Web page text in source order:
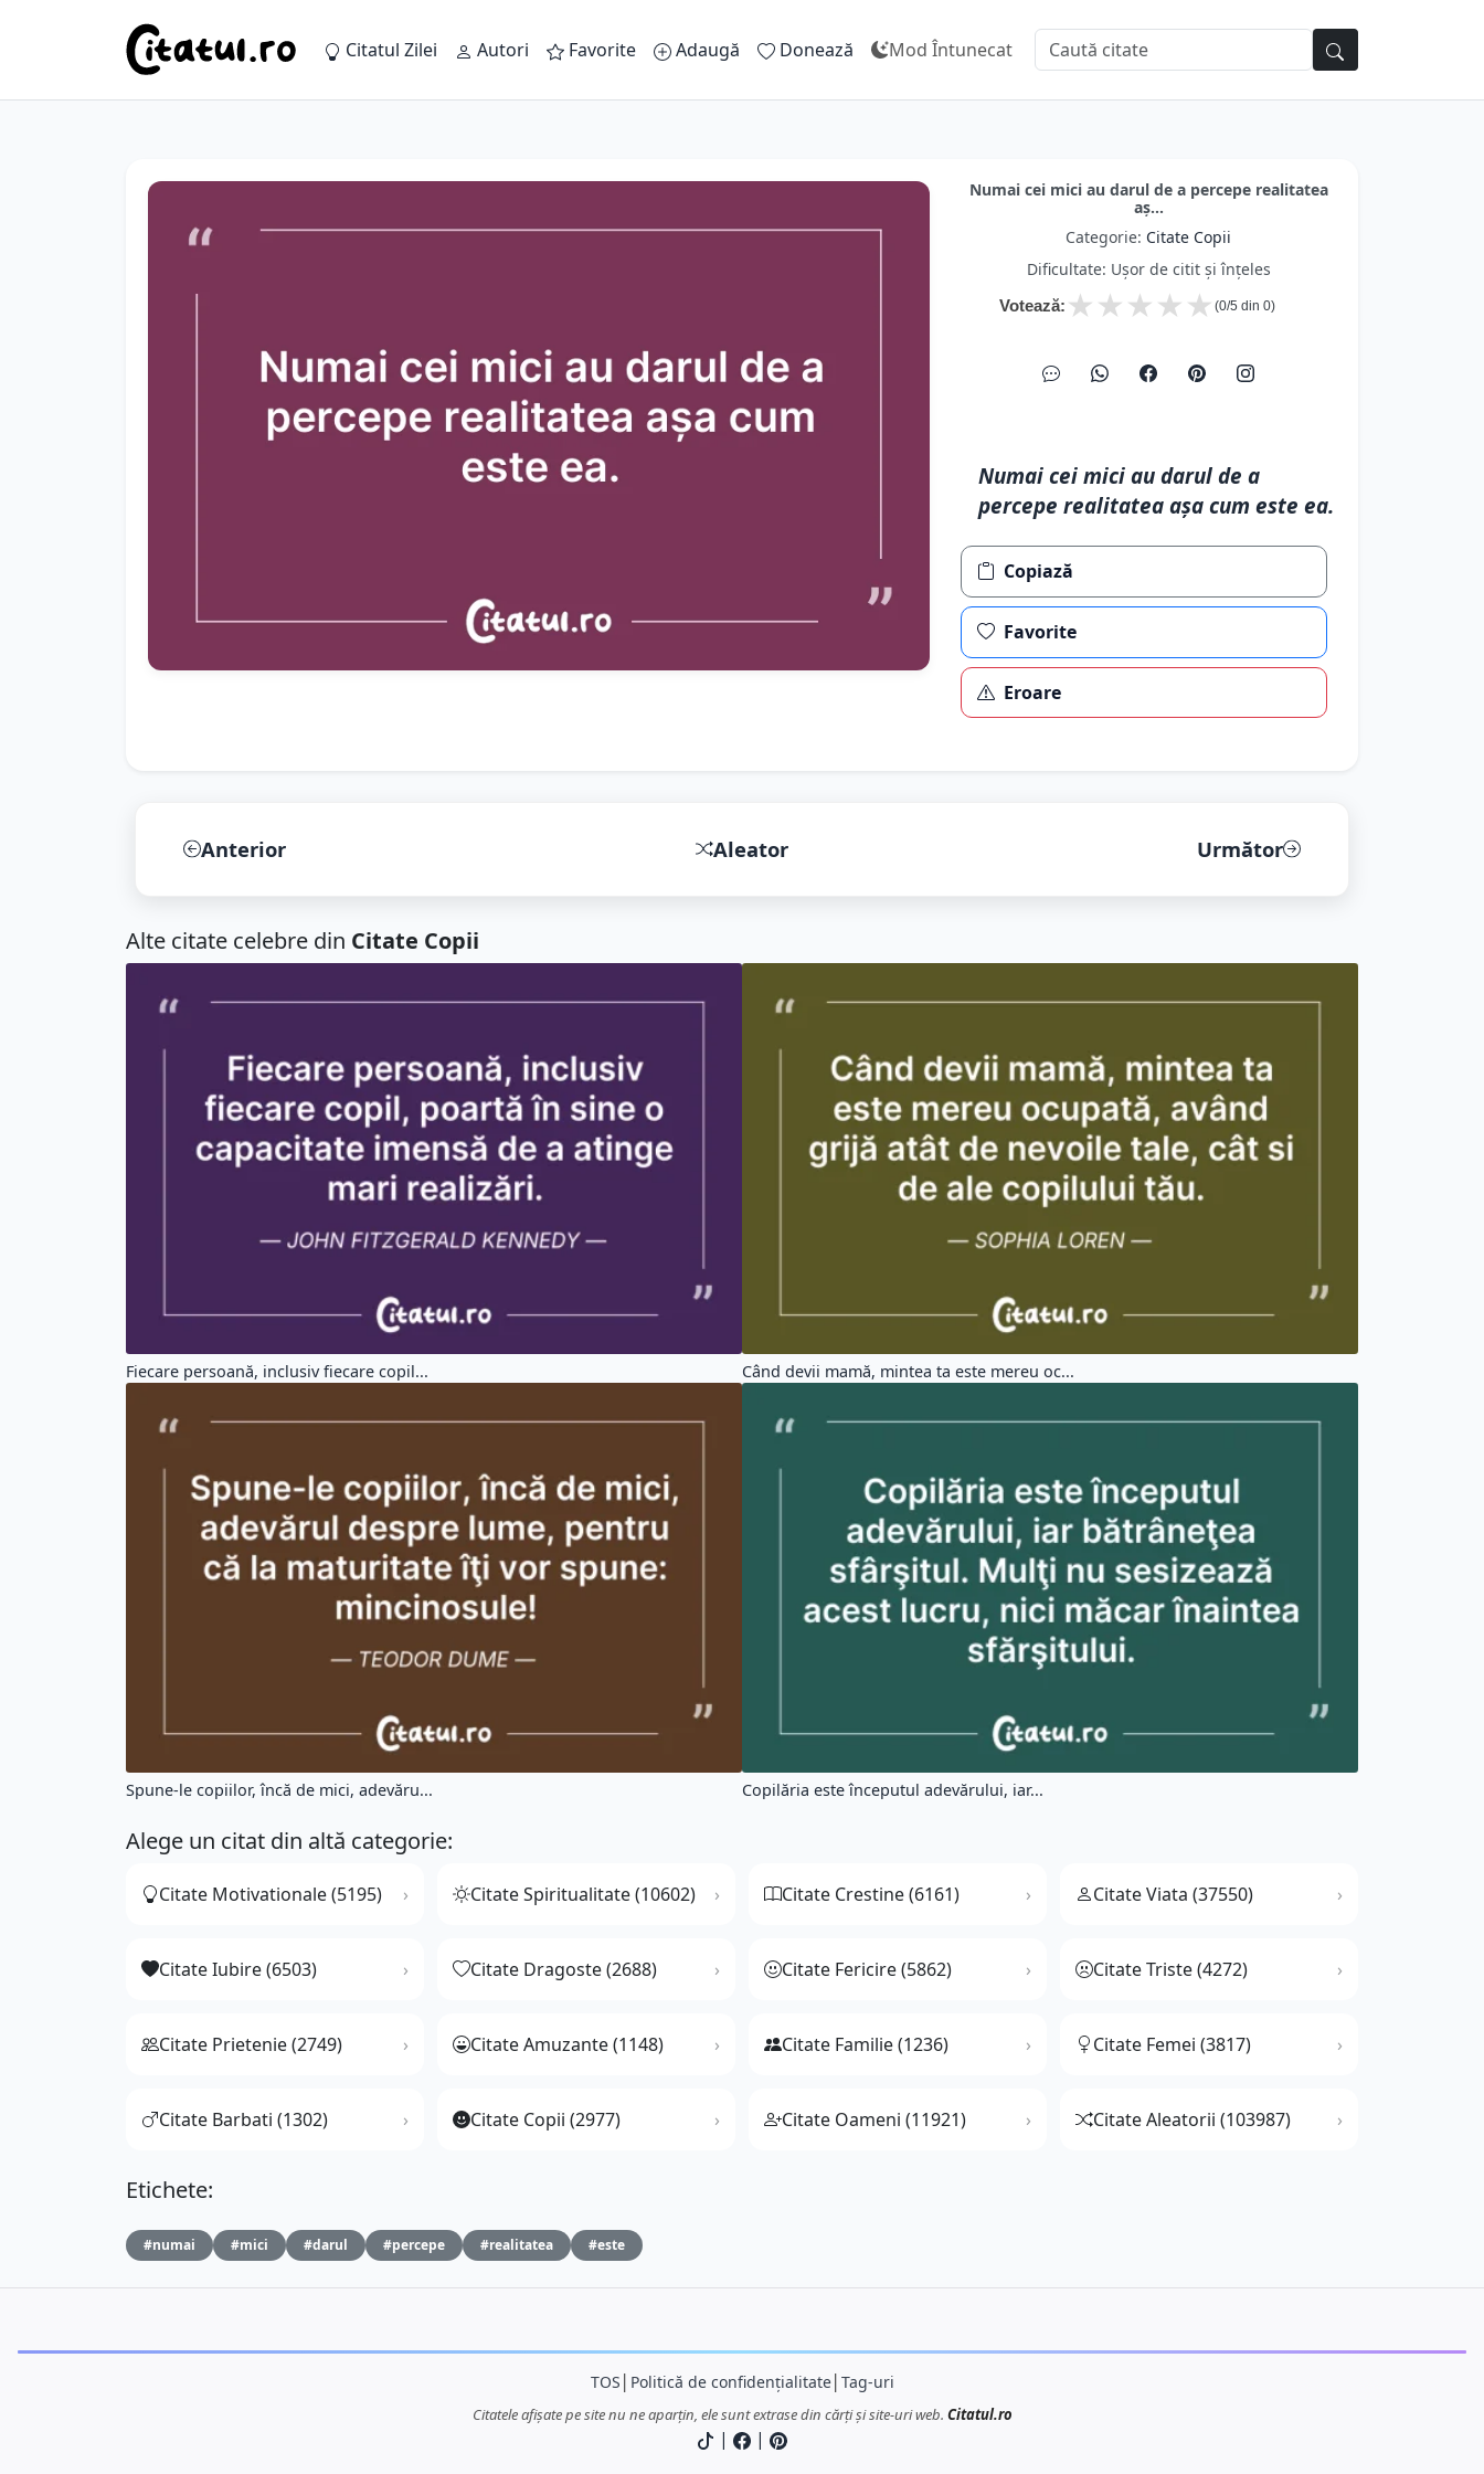
Citatul Zilei Autori Favorite Adaugă Donează Mod Întunecat
Numai cei mici au darul de a percepe realitatea
aș...
Categorie: Citate Copii
Dificultate: Ușor de citit și înțeles
Votează: ★
★
★
★
★ (0/5 din 0)
Numai cei mici au darul de a
percepe realitatea așa cum este ea.
Copiază
Favorite
Eroare
Anterior Aleator Următor
Alte citate celebre din Citate Copii
Fiecare persoană, inclusiv fiecare copil... Când devii mamă, mintea ta este mereu oc...
Spune-le copiilor, încă de mici, adevăru... Copilăria este începutul adevărului, iar...
Alege un citat din altă categorie:
Citate Motivationale (5195) Citate Spiritualitate (10602) Citate Crestine (6161) Citate Viata (37550)
Citate Iubire (6503) Citate Dragoste (2688) Citate Fericire (5862) Citate Triste (4272)
Citate Prietenie (2749) Citate Amuzante (1148) Citate Familie (1236) Citate Femei (3817)
Citate Barbati (1302) Citate Copii (2977) Citate Oameni (11921) Citate Aleatorii (103987)
Etichete:
#numai #mici #darul #percepe #realitatea #este
TOS Politică de confidențialitate│ Tag-uri
Citatele afișate pe site nu ne aparțin, ele sunt extrase din cărți și site-uri web. Citatul.ro
| |